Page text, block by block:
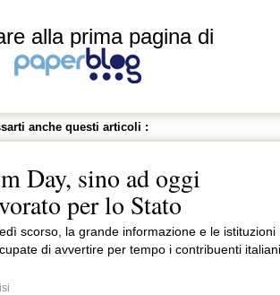
alla prima pagina di
anche questi articoli :
Day, sino ad oggi
per lo Stato
scorso, la grande informazione e le istituzioni
di avvertire per tempo i contribuenti